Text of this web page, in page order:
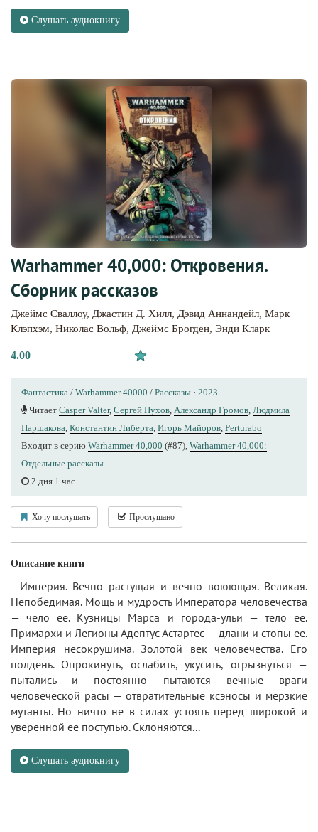
Слушать аудиокнигу
Warhammer 40,000: Откровения.
Сборник рассказов
Джеймс Сваллоу, Джастин Д. Хилл, Дэвид Аннандейл, Марк
Клэпхэм, Николас Вольф, Джеймс Брогден, Энди Кларк
4.00
Фантастика / Warhammer 40000 / Рассказы · 2023
Читает Casper Valter, Сергей Пухов, Александр Громов, Людмила
Паршакова, Константин Либерта, Игорь Майоров, Perturabo
Входит в серию Warhammer 40,000 (#87), Warhammer 40,000:
Отдельные рассказы
2 дня 1 час
Хочу послушать Прослушано
Описание книги
- Империя. Вечно растущая и вечно воюющая. Великая.
Непобедимая. Мощь и мудрость Императора человечества
— чело ее. Кузницы Марса и города-ульи — тело ее.
Примархи и Легионы Адептус Астартес — длани и стопы ее.
Империя несокрушима. Золотой век человечества. Его
полдень. Опрокинуть, ослабить, укусить, огрызнуться —
пытались и постоянно пытаются вечные враги
человеческой расы — отвратительные ксэносы и мерзкие
мутанты. Но ничто не в силах устоять перед широкой и
уверенной ее поступью. Склоняются...
Слушать аудиокнигу